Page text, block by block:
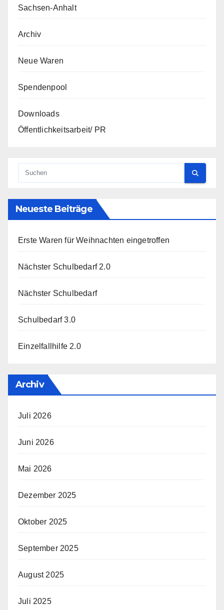
Sachsen-Anhalt
Archiv
Neue Waren
Spendenpool
Downloads
Öffentlichkeitsarbeit/ PR
Neueste Beiträge
Erste Waren für Weihnachten eingetroffen
Nächster Schulbedarf 2.0
Nächster Schulbedarf
Schulbedarf 3.0
Einzelfallhilfe 2.0
Archiv
Juli 2026
Juni 2026
Mai 2026
Dezember 2025
Oktober 2025
September 2025
August 2025
Juli 2025